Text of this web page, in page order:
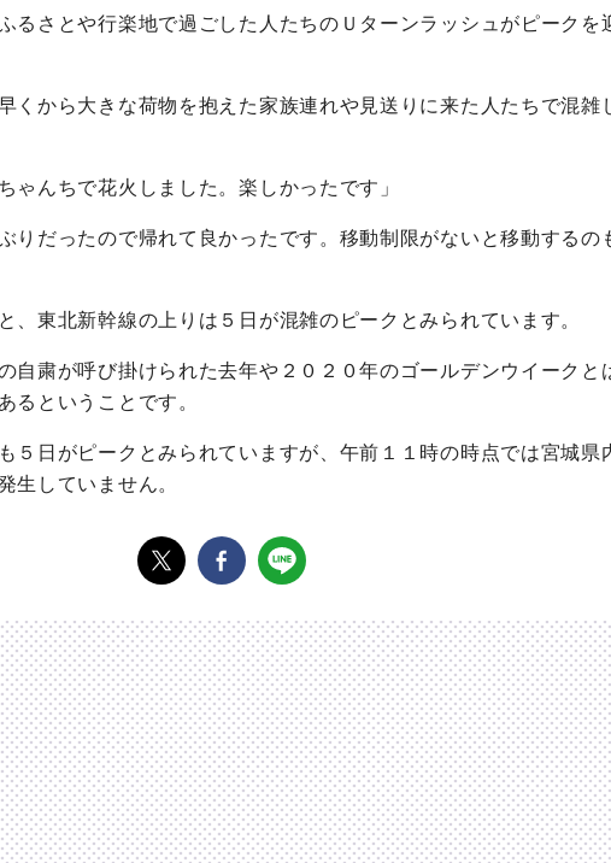
るさとや行楽地で過ごした人たちのＵターンラッシュがピークを
くから大きな荷物を抱えた家族連れや見送りに来た人たちで混雑
んちで花火しました。楽しかったです」
りだったので帰れて良かったです。移動制限がないと移動するの
東北新幹線の上りは５日が混雑のピークとみられています。
自粛が呼び掛けられた去年や２０２０年のゴールデンウイークと
るということです。
５日がピークとみられていますが、午前１１時の時点では宮城県
生していません。